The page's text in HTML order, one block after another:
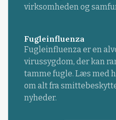
virksomheden og
Fugleinfluenza
Fugleinfluenza er en
virussygdom, der kan
tamme fugle. Læs med
om alt fra
nyheder.